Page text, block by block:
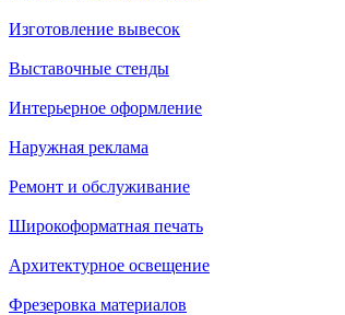
Изготовление вывесок
Выставочные стенды
Интерьерное оформление
Наружная реклама
Ремонт и обслуживание
Широкоформатная печать
Архитектурное освещение
Фрезеровка материалов